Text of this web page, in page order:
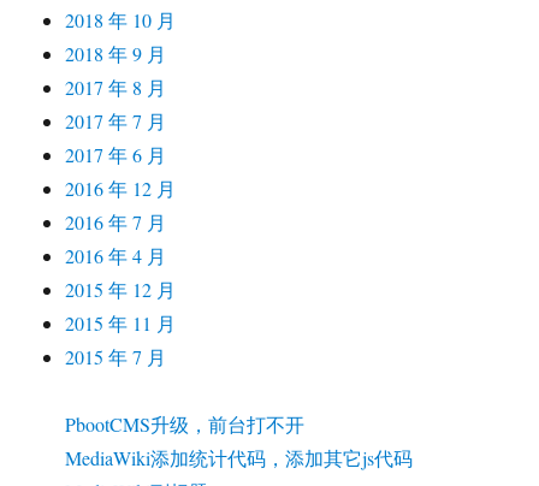
2018 年 10 月
2018 年 9 月
2017 年 8 月
2017 年 7 月
2017 年 6 月
2016 年 12 月
2016 年 7 月
2016 年 4 月
2015 年 12 月
2015 年 11 月
2015 年 7 月
PbootCMS升级，前台打不开
MediaWiki添加统计代码，添加其它js代码